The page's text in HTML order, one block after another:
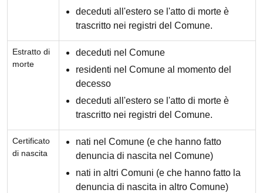
deceduti all'estero se l'atto di morte è
trascritto nei registri del Comune.
Estratto di
morte
deceduti nel Comune
residenti nel Comune al momento del
decesso
deceduti all'estero se l'atto di morte è
trascritto nei registri del Comune.
Certificato
di nascita
nati nel Comune (e che hanno fatto
denuncia di nascita nel Comune)
nati in altri Comuni (e che hanno fatto la
denuncia di nascita in altro Comune)